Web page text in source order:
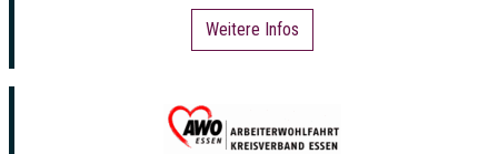
Weitere Infos